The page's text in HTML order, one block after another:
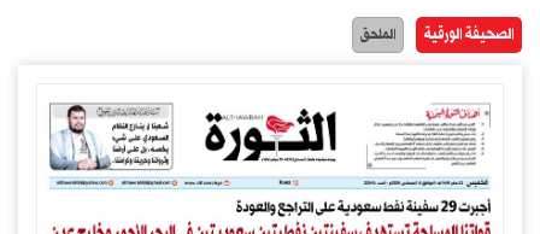
الصحيفة الورقية الملحق